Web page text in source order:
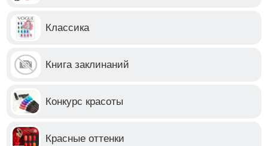
Классика
Книга заклинаний
Конкурс красоты
Красные оттенки